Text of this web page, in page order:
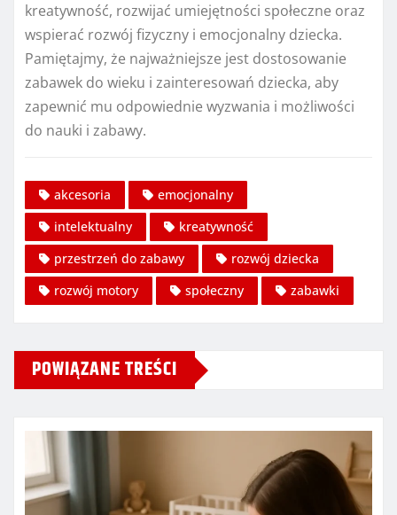
kreatywność, rozwijać umiejętności społeczne oraz
wspierać rozwój fizyczny i emocjonalny dziecka.
Pamiętajmy, że najważniejsze jest dostosowanie
zabawek do wieku i zainteresowań dziecka, aby
zapewnić mu odpowiednie wyzwania i możliwości
do nauki i zabawy.
akcesoria
emocjonalny
intelektualny
kreatywność
przestrzeń do zabawy
rozwój dziecka
rozwój motory
społeczny zabawki
POWIĄZANE TREŚCI